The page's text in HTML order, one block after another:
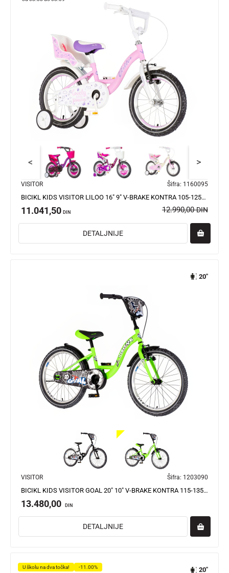
< >
VISITOR Šifra: 1160095
BICIKL KIDS VISITOR LILOO 16" 9" V-BRAKE KONTRA 105-125CM (16") ROZE
11.041,50 DIN 12.990,00DIN
DETALJNIJE
20"
VISITOR Šifra: 1203090
BICIKL KIDS VISITOR GOAL 20" 10" V-BRAKE KONTRA 115-135CM (20") NEON ZELENI
13.480,00 DIN
DETALJNIJE
U školu na dva točka!
-11.00%
20"